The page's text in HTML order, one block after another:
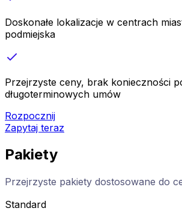
Doskonałe lokalizacje w centrach
podmiejska
Przejrzyste ceny, brak konieczności
długoterminowych umów
Rozpocznij
Zapytaj teraz
Pakiety
Przejrzyste pakiety dostosowane do
Standard